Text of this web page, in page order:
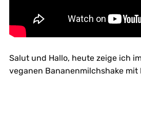
Salut und Hallo, heute zeige ich
veganen Bananenmilchshake mit